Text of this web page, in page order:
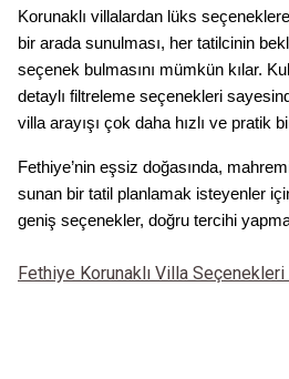
Korunaklı villalardan lüks
bir arada sunulması, her tatilcinin
seçenek bulmasını mümkün kılar.
detaylı filtreleme seçenekleri
villa arayışı çok daha hızlı ve pratik
Fethiye’nin eşsiz doğasında,
sunan bir tatil planlamak isteyenler
geniş seçenekler, doğru tercihi
Fethiye Korunaklı Villa Seçenekleri